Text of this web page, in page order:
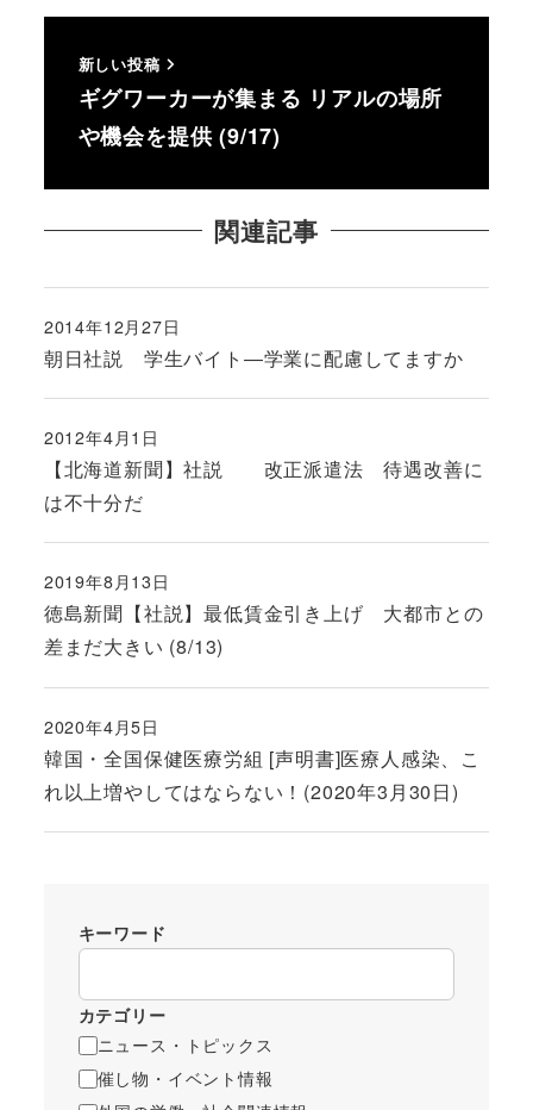
新しい投稿
ギグワーカーが集まる リアルの場所
や機会を提供 (9/17)
関連記事
朝日社説 学生バイト―学業に配慮してますか
投稿日
2014年12月27日
【北海道新聞】社説 改正派遣法 待遇改善に
は不十分だ
投稿日
2012年4月1日
徳島新聞【社説】最低賃金引き上げ 大都市との
差まだ大きい (8/13)
投稿日
2019年8月13日
韓国・全国保健医療労組 [声明書]医療人感染、こ
れ以上増やしてはならない！(2020年3月30日)
投稿日
2020年4月5日
キーワード
カテゴリー
ニュース・トピックス
催し物・イベント情報